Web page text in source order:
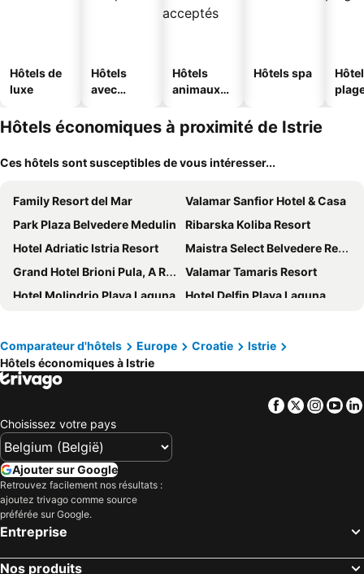
Hôtels de
luxe
Hôtels
avec
Hôtels
animaux
Hôtels spa
Hôtels économiques à proximité de Istrie
Ces hôtels sont susceptibles de vous intéresser...
Family Resort del Mar
Valamar Sanfior Hotel & Casa
Park Plaza Belvedere Medulin
Ribarska Koliba Resort
Hotel Adriatic Istria Resort
Maistra Select Belvedere Resort
Grand Hotel Brioni Pula, A Radisson Collection Hotel
Valamar Tamaris Resort
Hotel Molindrio Plava Laguna
Hotel Delfin Plava Laguna
Villa Galijot Plava Laguna
Valamar Parentino Hotel
Hotel Parentium Plava Laguna
Eden Hotel by Maistra Collection
MASLINICA Narcis Hotel
Petram Resort & Residences
Valamar Bellevue Resort
Hotel Pula
Maistra Select Funtana All Inclusive Resort
Hotel Mediteran Plava Laguna
Hotel Albatros Plava Laguna
Hotel Galija
Comparateur d'hôtels Europe Croatie
Istrie
Hôtels économiques à Istrie
Facebook
Twitter
Choisissez votre pays
Ajouter sur Google
Retrouvez facilement nos résultats :
ajoutez trivago comme source
préférée sur Google.
Entreprise
Nos produits